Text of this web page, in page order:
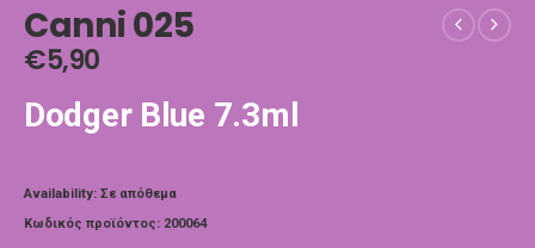
Canni 025
€5,90
Dodger Blue 7.3ml
Availability: Σε απόθεμα
Κωδικός προϊόντος: 200064